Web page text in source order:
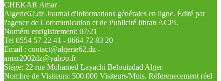
CHEKAR Amar
Algerie62.dz Journal d'informations générales en ligne. Édité par
l'agence de Communication et de Publicité Ithran ACPI.
Numéro enrigistrement: 07/21
Tel 0554 57 22 41 - 0664 72 83 20
Email : contact@algerie62.dz -
amar2002dz@yahoo.fr
Siège: 22 rue Mohamed Layachi Belouizdad Alger
Nombre de Visiteurs: 500.000 Visiteurs/Mois. Réferenecement réel